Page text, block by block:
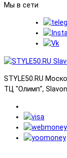
Мы в сети
STYLE50.RU
ТЦ "Олимп",